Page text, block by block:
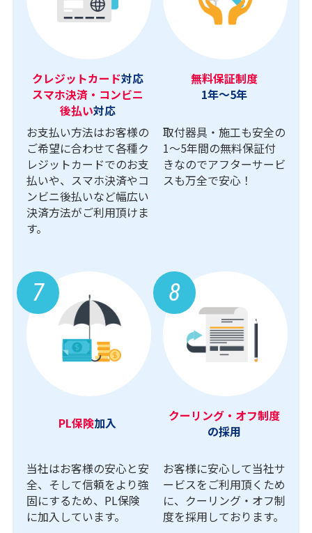
クレジットカード対応
スマホ決済・コンビニ
後払い対応
お支払い方法はお客様の
ご希望に合わせて各種ク
レジットカードでのお支
払いや、スマホ決済やコ
ンビニ後払いなど幅広い
決済方法がご利用頂けま
す。
無料保証制度
1年～5年
取付器具・施工も安全の
1〜5年間の無料保証付
きなのでアフターサービ
スも万全で安心！
7
PL保険加入
当社はお客様の安心と安
全、そして信頼をより強
固にするため、PL保険
に加入しています。
8
クーリング・オフ制度
の採用
お客様に安心して当社サ
ービスをご利用頂くため
に、クーリング・オフ制
度を採用しております。